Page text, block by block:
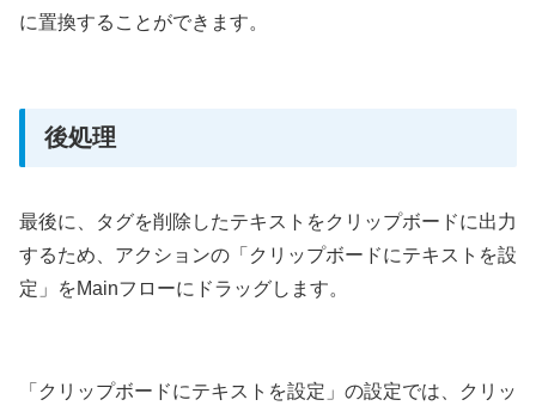
に置換することができます。
後処理
最後に、タグを削除したテキストをクリップボードに出力
するため、アクションの「クリップボードにテキストを設
定」をMainフローにドラッグします。
「クリップボードにテキストを設定」の設定では、クリッ